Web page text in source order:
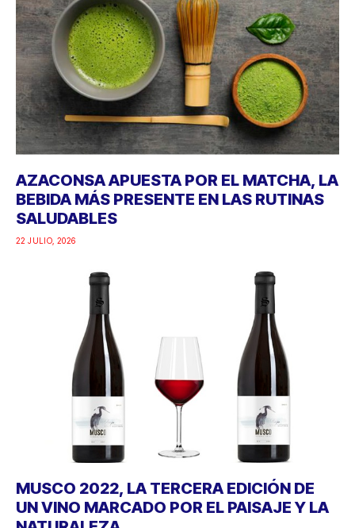
AZACONSA APUESTA POR EL MATCHA, LA
BEBIDA MÁS PRESENTE EN LAS RUTINAS
SALUDABLES
22 JULIO, 2026
MUSCO 2022, LA TERCERA EDICIÓN DE
UN VINO MARCADO POR EL PAISAJE Y LA